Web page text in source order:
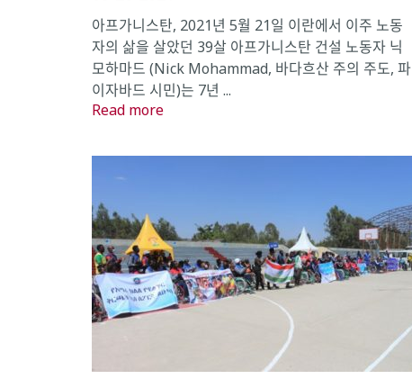
아프가니스탄, 2021년 5월 21일 이란에서 이주 노동
자의 삶을 살았던 39살 아프가니스탄 건설 노동자 닉
모하마드 (Nick Mohammad, 바다흐산 주의 주도, 파
이자바드 시민)는 7년 ...
Read more